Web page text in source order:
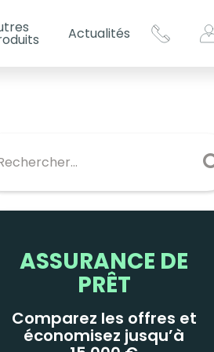
?
Actualités
ASSURANCE DE
PRÊT
Comparez les offres et
économisez jusqu’à